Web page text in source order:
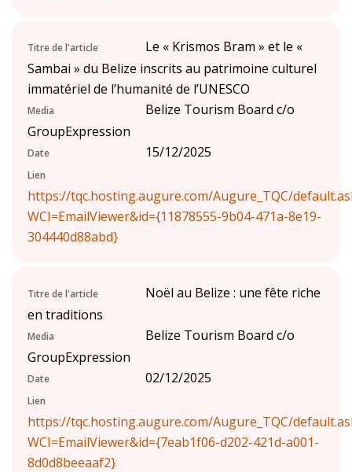
Titre de l'article
Le « Krismos Bram » et le «
Sambai » du Belize inscrits au patrimoine culturel
immatériel de l’humanité de l’UNESCO
Media
Belize Tourism Board c/o
GroupExpression
Date 15/12/2025
Lien
https://tqc.hosting.augure.com/Augure_TQC/
WCI=EmailViewer&id={11878555-9b04-471a-8e19-
304440d88abd}
Titre de l'article
Noël au Belize : une fête riche
en traditions
Media
Belize Tourism Board c/o
GroupExpression
Date 02/12/2025
Lien
https://tqc.hosting.augure.com/Augure_TQC/
WCI=EmailViewer&id={7eab1f06-d202-421d-a001-
8d0d8beeaaf2}